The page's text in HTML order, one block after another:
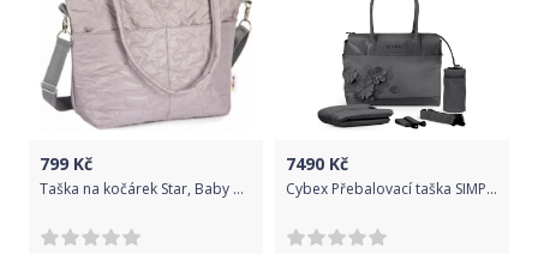
799 Kč
Taška na kočárek Star, Baby Nellys - šedá
7490 Kč
Cybex Přebalovací taška SIMPLY FLOWERS, GREY-dark grey